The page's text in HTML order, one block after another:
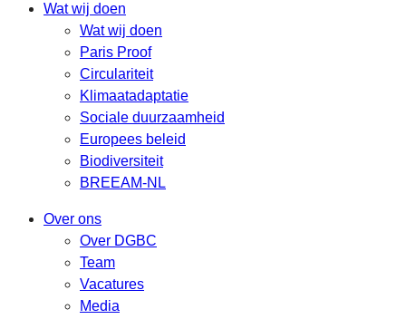
Wat wij doen
Wat wij doen
Paris Proof
Circulariteit
Klimaatadaptatie
Sociale duurzaamheid
Europees beleid
Biodiversiteit
BREEAM-NL
Over ons
Over DGBC
Team
Vacatures
Media